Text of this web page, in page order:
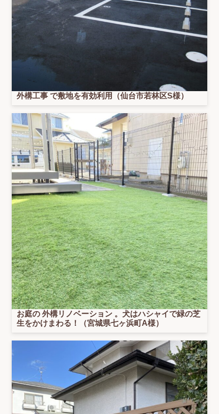
外構工事 で敷地を有効利用（仙台市若林区S様）
お庭の 外構リノベーション 。犬はハシャイで緑の芝
生をかけまわる！（宮城県七ヶ浜町A様）